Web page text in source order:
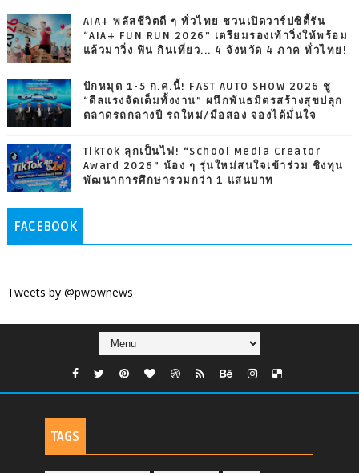
AIA+ พลัสชีวิตดี ๆ ทั่วไทย ชวนเปิดวาร์ปซิตี้รัน
“AIA+ FUN RUN 2026” เตรียมรองเท้าวิ่งให้พร้อม
แล้วมาวิ่ง ฟิน กินเที่ยว... 4 จังหวัด 4 ภาค ทั่วไทย!
ปักหมุด 1-5 ก.ค.นี้! FAST AUTO SHOW 2026 ชู
“ดีลแรงจัดเต็มทั้งงาน” ผนึกพันธมิตรสร้างสุขปลุก
ตลาดรถกลางปี รถใหม่/มือสอง จองได้มั่นใจ
TikTok ลุกเป็นไฟ! “School Media Creator
Award 2026” น้อง ๆ รุ่นใหม่สนใจเข้าร่วม ชิงทุน
พัฒนาการศึกษารวมกว่า 1 แสนบาท
FACEBOOK
Tweets by @pwownews
TAGS